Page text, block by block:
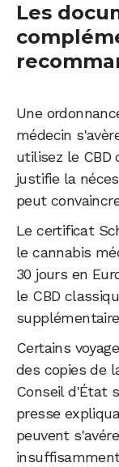
Les
Une
médecin
utilisez le CBD
justifie la
peut
Le certificat
le cannabis
30 jours en
le CBD
Certains
des copies de
Conseil d'État
presse
peuvent